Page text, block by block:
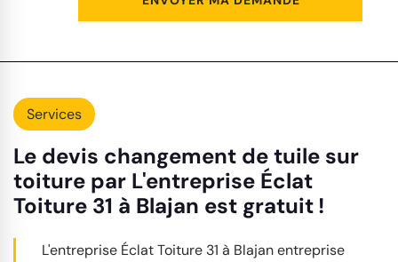
Services
Le devis changement de tuile sur
toiture par L'entreprise Éclat
Toiture 31 à Blajan est gratuit !
L'entreprise Éclat Toiture 31 à Blajan entreprise